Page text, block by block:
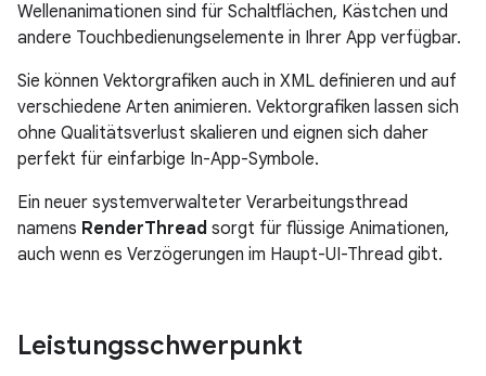
Wellenanimationen sind für Schaltflächen, Kästchen und
andere Touchbedienungselemente in Ihrer App verfügbar.
Sie können Vektorgrafiken auch in XML definieren und auf
verschiedene Arten animieren. Vektorgrafiken lassen sich
ohne Qualitätsverlust skalieren und eignen sich daher
perfekt für einfarbige In-App-Symbole.
Ein neuer systemverwalteter Verarbeitungsthread
namens RenderThread sorgt für flüssige Animationen,
auch wenn es Verzögerungen im Haupt-UI-Thread gibt.
Leistungsschwerpunkt